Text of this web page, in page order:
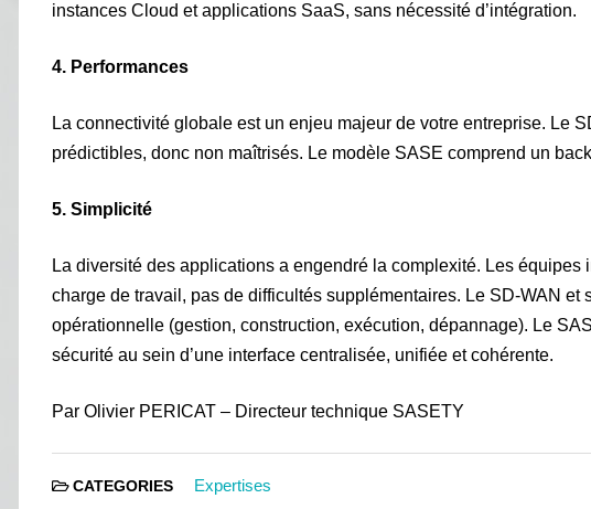
instances Cloud et applications SaaS, sans nécessité d’intégration.
4. Performances
La connectivité globale est un enjeu majeur de votre entreprise. Le
prédictibles, donc non maîtrisés. Le modèle SASE comprend un
5. Simplicité
La diversité des applications a engendré la complexité. Les
charge de travail, pas de difficultés supplémentaires. Le SD-WAN
opérationnelle (gestion, construction, exécution, dépannage). Le
sécurité au sein d’une interface centralisée, unifiée et cohérente.
Par Olivier PERICAT – Directeur technique SASETY
CATEGORIES Expertises